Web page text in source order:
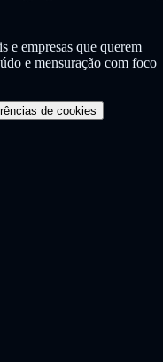
e empresas que querem
e mensuração com foco
de cookies